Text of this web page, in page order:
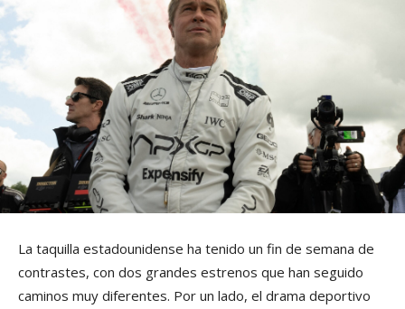
La taquilla estadounidense ha tenido un fin de semana de
contrastes, con dos grandes estrenos que han seguido
caminos muy diferentes. Por un lado, el drama deportivo